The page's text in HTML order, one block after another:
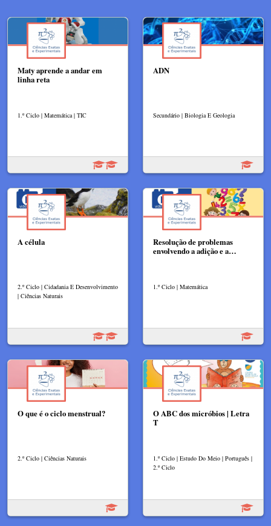
Maty aprende a andar em
linha reta
1.º Ciclo | Matemática | TIC
ADN
Secundário | Biologia E Geologia
A célula
2.º Ciclo | Cidadania E Desenvolvimento
| Ciências Naturais
Resolução de problemas
envolvendo a adição e a…
1.º Ciclo | Matemática
O que é o ciclo menstrual?
2.º Ciclo | Ciências Naturais
O ABC dos micróbios | Letra
T
1.º Ciclo | Estudo Do Meio | Português |
2.º Ciclo